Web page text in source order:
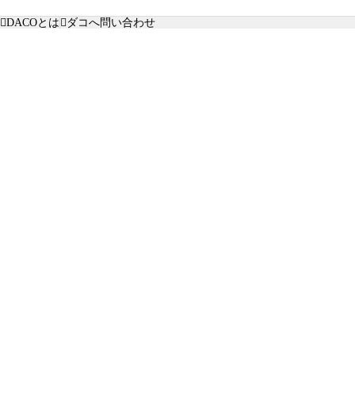
DACOとは ダコへ問い合わせ